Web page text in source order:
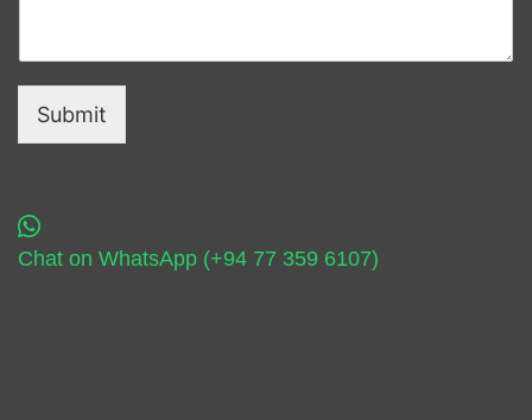
Submit
Chat on WhatsApp (+94 77 359 6107)